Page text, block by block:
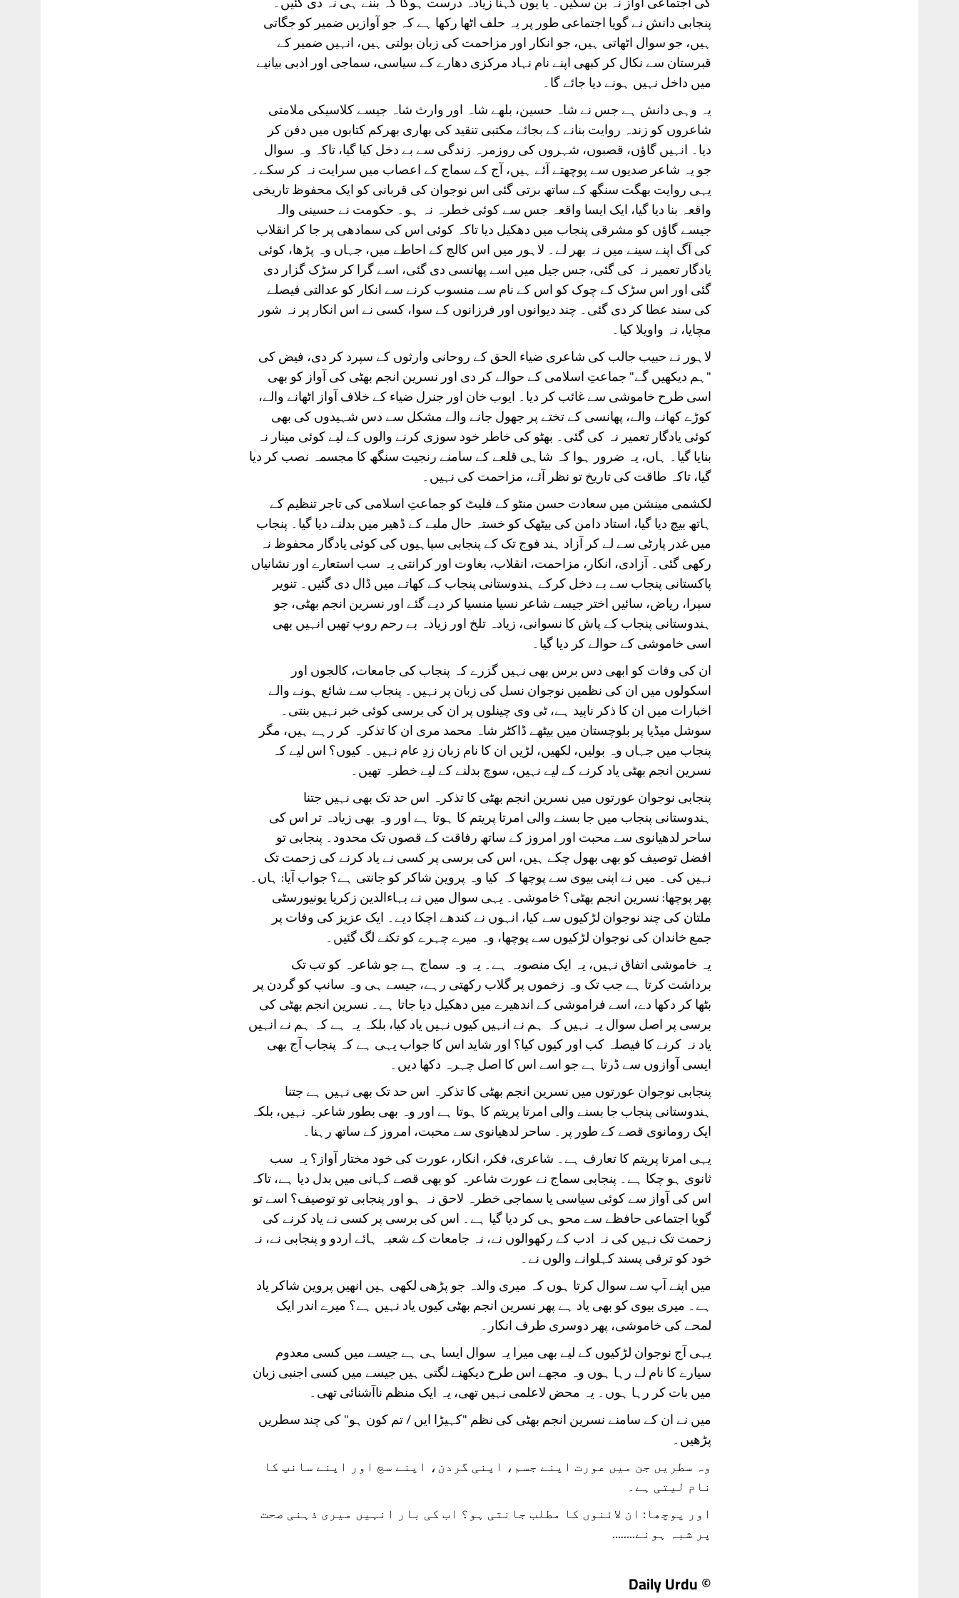
پنجابی دانش نے گویا اجتماعی طور پر یہ حلف اٹھا رکھا ہے کہ جو آوازیں ضمیر کو جگاتی
ہیں، جو سوال اٹھاتی ہیں، جو انکار اور مزاحمت کی زبان بولتی ہیں، انہیں ضمیر کے
قبرستان سے نکال کر کبھی اپنے نام نہاد مرکزی دھارے کے سیاسی، سماجی اور ادبی بیانیے
میں داخل نہیں ہونے دیا جائے گا۔
یہ وہی دانش ہے جس نے شاہ حسین، بلھے شاہ اور وارث شاہ جیسے کلاسیکی ملامتی
شاعروں کو زندہ روایت بنانے کے بجائے مکتبی تنقید کی بھاری بھرکم کتابوں میں دفن کر
دیا۔ انہیں گاؤں، قصبوں، شہروں کی روزمرہ زندگی سے بے دخل کیا گیا، تاکہ وہ سوال
جو یہ شاعر صدیوں سے پوچھتے آئے ہیں، آج کے سماج کے اعصاب میں سرایت نہ کر سکے۔
یہی روایت بھگت سنگھ کے ساتھ برتی گئی اس نوجوان کی قربانی کو ایک محفوظ تاریخی
واقعہ بنا دیا گیا، ایک ایسا واقعہ جس سے کوئی خطرہ نہ ہو۔ حکومت نے حسینی والہ
جیسے گاؤں کو مشرقی پنجاب میں دھکیل دیا تاکہ کوئی اس کی سمادھی پر جا کر انقلاب
کی آگ اپنے سینے میں نہ بھر لے۔ لاہور میں اس کالج کے احاطے میں، جہاں وہ پڑھا، کوئی
یادگار تعمیر نہ کی گئی، جس جیل میں اسے پھانسی دی گئی، اسے گرا کر سڑک گزار دی
گئی اور اس سڑک کے چوک کو اس کے نام سے منسوب کرنے سے انکار کو عدالتی فیصلے
کی سند عطا کر دی گئی۔ چند دیوانوں اور فرزانوں کے سوا، کسی نے اس انکار پر نہ شور
مچایا، نہ واویلا کیا۔
لاہور نے حبیب جالب کی شاعری ضیاء الحق کے روحانی وارثوں کے سپرد کر دی، فیض کی
"ہم دیکھیں گے" جماعتِ اسلامی کے حوالے کر دی اور نسرین انجم بھٹی کی آواز کو بھی
اسی طرح خاموشی سے غائب کر دیا۔ ایوب خان اور جنرل ضیاء کے خلاف آواز اٹھانے والے،
کوڑے کھانے والے، پھانسی کے تختے پر جھول جانے والے مشکل سے دس شہیدوں کی بھی
کوئی یادگار تعمیر نہ کی گئی۔ بھٹو کی خاطر خود سوزی کرنے والوں کے لیے کوئی مینار نہ
بنایا گیا۔ ہاں، یہ ضرور ہوا کہ شاہی قلعے کے سامنے رنجیت سنگھ کا مجسمہ نصب کر دیا
گیا، تاکہ طاقت کی تاریخ تو نظر آئے، مزاحمت کی نہیں۔
لکشمی مینشن میں سعادت حسن منٹو کے فلیٹ کو جماعتِ اسلامی کی تاجر تنظیم کے
ہاتھ بیچ دیا گیا، استاد دامن کی بیٹھک کو خستہ حال ملبے کے ڈھیر میں بدلنے دیا گیا۔ پنجاب
میں غدر پارٹی سے لے کر آزاد ہند فوج تک کے پنجابی سپاہیوں کی کوئی یادگار محفوظ نہ
رکھی گئی۔ آزادی، انکار، مزاحمت، انقلاب، بغاوت اور کرانتی یہ سب استعارے اور نشانیاں
پاکستانی پنجاب سے بے دخل کرکے ہندوستانی پنجاب کے کھاتے میں ڈال دی گئیں۔ تنویر
سپرا، ریاض، سائیں اختر جیسے شاعر نسیا منسیا کر دیے گئے اور نسرین انجم بھٹی، جو
ہندوستانی پنجاب کے پاش کا نسوانی، زیادہ تلخ اور زیادہ بے رحم روپ تھیں انہیں بھی
اسی خاموشی کے حوالے کر دیا گیا۔
ان کی وفات کو ابھی دس برس بھی نہیں گزرے کہ پنجاب کی جامعات، کالجوں اور
اسکولوں میں ان کی نظمیں نوجوان نسل کی زبان پر نہیں۔ پنجاب سے شائع ہونے والے
اخبارات میں ان کا ذکر ناپید ہے، ٹی وی چینلوں پر ان کی برسی کوئی خبر نہیں بنتی۔
سوشل میڈیا پر بلوچستان میں بیٹھے ڈاکٹر شاہ محمد مری ان کا تذکرہ کر رہے ہیں، مگر
پنجاب میں جہاں وہ بولیں، لکھیں، لڑیں ان کا نام زبان زدِ عام نہیں۔ کیوں؟ اس لیے کہ
نسرین انجم بھٹی یاد کرنے کے لیے نہیں، سوچ بدلنے کے لیے خطرہ تھیں۔
پنجابی نوجوان عورتوں میں نسرین انجم بھٹی کا تذکرہ اس حد تک بھی نہیں جتنا
ہندوستانی پنجاب میں جا بسنے والی امرتا پریتم کا ہوتا ہے اور وہ بھی زیادہ تر اس کی
ساحر لدھیانوی سے محبت اور امروز کے ساتھ رفاقت کے قصوں تک محدود۔ پنجابی تو
افضل توصیف کو بھی بھول چکے ہیں، اس کی برسی پر کسی نے یاد کرنے کی زحمت تک
نہیں کی۔ میں نے اپنی بیوی سے پوچھا کہ کیا وہ پروین شاکر کو جانتی ہے؟ جواب آیا: ہاں۔
پھر پوچھا: نسرین انجم بھٹی؟ خاموشی۔ یہی سوال میں نے بہاءالدین زکریا یونیورسٹی
ملتان کی چند نوجوان لڑکیوں سے کیا، انہوں نے کندھے اچکا دیے۔ ایک عزیز کی وفات پر
جمع خاندان کی نوجوان لڑکیوں سے پوچھا، وہ میرے چہرے کو تکنے لگ گئیں۔
یہ خاموشی اتفاق نہیں، یہ ایک منصوبہ ہے۔ یہ وہ سماج ہے جو شاعرہ کو تب تک
برداشت کرتا ہے جب تک وہ زخموں پر گلاب رکھتی رہے، جیسے ہی وہ سانپ کو گردن پر
بٹھا کر دکھا دے، اسے فراموشی کے اندھیرے میں دھکیل دیا جاتا ہے۔ نسرین انجم بھٹی کی
برسی پر اصل سوال یہ نہیں کہ ہم نے انہیں کیوں نہیں یاد کیا، بلکہ یہ ہے کہ ہم نے انہیں
یاد نہ کرنے کا فیصلہ کب اور کیوں کیا؟ اور شاید اس کا جواب یہی ہے کہ پنجاب آج بھی
ایسی آوازوں سے ڈرتا ہے جو اسے اس کا اصل چہرہ دکھا دیں۔
پنجابی نوجوان عورتوں میں نسرین انجم بھٹی کا تذکرہ اس حد تک بھی نہیں ہے جتنا
ہندوستانی پنجاب جا بسنے والی امرتا پریتم کا ہوتا ہے اور وہ بھی بطور شاعرہ نہیں، بلکہ
ایک رومانوی قصے کے طور پر۔ ساحر لدھیانوی سے محبت، امروز کے ساتھ رہنا۔
یہی امرتا پریتم کا تعارف ہے۔ شاعری، فکر، انکار، عورت کی خود مختار آواز؟ یہ سب
ثانوی ہو چکا ہے۔ پنجابی سماج نے عورت شاعرہ کو بھی قصے کہانی میں بدل دیا ہے، تاکہ
اس کی آواز سے کوئی سیاسی یا سماجی خطرہ لاحق نہ ہو اور پنجابی تو توصیف؟ اسے تو
گویا اجتماعی حافظے سے محو ہی کر دیا گیا ہے۔ اس کی برسی پر کسی نے یاد کرنے کی
زحمت تک نہیں کی نہ ادب کے رکھوالوں نے، نہ جامعات کے شعبہ ہائے اردو و پنجابی نے، نہ
خود کو ترقی پسند کہلوانے والوں نے۔
میں اپنے آپ سے سوال کرتا ہوں کہ میری والدہ جو پڑھی لکھی ہیں انھیں پروین شاکر یاد
ہے۔ میری بیوی کو بھی یاد ہے پھر نسرین انجم بھٹی کیوں یاد نہیں ہے؟ میرے اندر ایک
لمحے کی خاموشی، پھر دوسری طرف انکار۔
یہی آج نوجوان لڑکیوں کے لیے بھی میرا یہ سوال ایسا ہی ہے جیسے میں کسی معدوم
سیارے کا نام لے رہا ہوں وہ مجھے اس طرح دیکھنے لگتی ہیں جیسے میں کسی اجنبی زبان
میں بات کر رہا ہوں۔ یہ محض لاعلمی نہیں تھی، یہ ایک منظم ناآشنائی تھی۔
میں نے ان کے سامنے نسرین انجم بھٹی کی نظم "کہیڑا ایں / تم کون ہو" کی چند سطریں
پڑھیں۔
وہ سطریں جن میں عورت اپنے جسم، اپنی گردن، اپنے سچ اور اپنے سانپ کا
نام لیتی ہے۔
اور پوچھا: ان لائنوں کا مطلب جانتی ہو؟ اب کی بار انہیں میری ذہنی صحت
پر شبہ ہونے........
© Daily Urdu